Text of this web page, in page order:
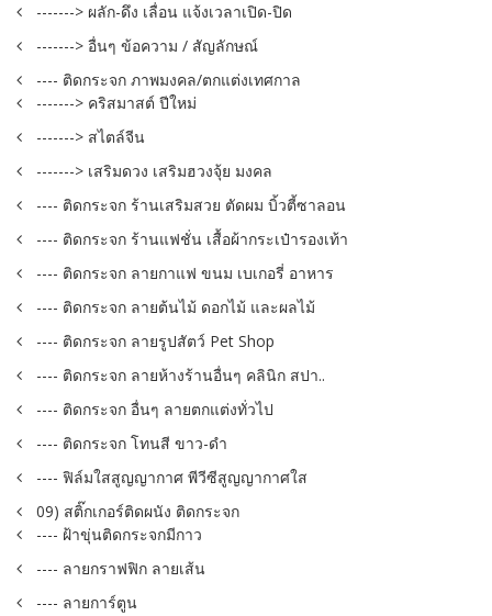
-------> ผลัก-ดึง เลื่อน แจ้งเวลาเปิด-ปิด
-------> อื่นๆ ข้อความ / สัญลักษณ์
---- ติดกระจก ภาพมงคล/ตกแต่งเทศกาล
-------> คริสมาสต์ ปีใหม่
-------> สไตล์จีน
-------> เสริมดวง เสริมฮวงจุ้ย มงคล
---- ติดกระจก ร้านเสริมสวย ตัดผม บิ้วตี้ซาลอน
---- ติดกระจก ร้านแฟชั่น เสื้อผ้ากระเป๋ารองเท้า
---- ติดกระจก ลายกาแฟ ขนม เบเกอรี่ อาหาร
---- ติดกระจก ลายต้นไม้ ดอกไม้ และผลไม้
---- ติดกระจก ลายรูปสัตว์ Pet Shop
---- ติดกระจก ลายห้างร้านอื่นๆ คลินิก สปา..
---- ติดกระจก อื่นๆ ลายตกแต่งทั่วไป
---- ติดกระจก โทนสี ขาว-ดำ
---- ฟิล์มใสสูญญากาศ พีวีซีสูญญากาศใส
09) สติ๊กเกอร์ติดผนัง ติดกระจก
---- ฝ้าขุ่นติดกระจกมีกาว
---- ลายกราฟฟิก ลายเส้น
---- ลายการ์ตูน